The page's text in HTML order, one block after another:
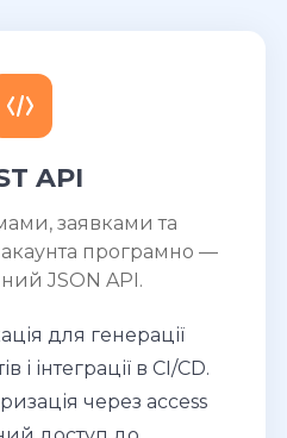
API
заявками та
програмно —
JSON API.
для генерації
і інтеграції в CI/CD.
через access